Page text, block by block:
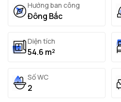
Hướng ban công
Đông Bắc
Diện tích
54.6 m²
Số WC
2